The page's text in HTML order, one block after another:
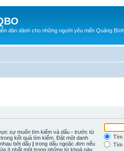
đàn dành cho những người yêu mến Quảng Bình
sự muốn tìm kiếm và dấu - trước từ
kết quả tìm kiếm. Đặt một danh
bởi dấu | trong dấu ngoặc đơn nếu
ít nhất một trong những từ khoá này.
Tìm
Tìm